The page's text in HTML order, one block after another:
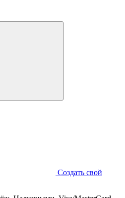
Создать свой